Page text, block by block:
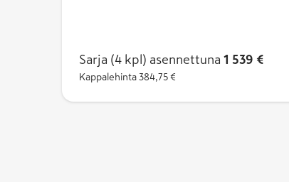
käsittelyominaisuudet sekä lyhyemmät
jarrutusmatkat.
Sarja (4 kpl) asennettuna 1 539 €
Kappalehinta 384,75 €